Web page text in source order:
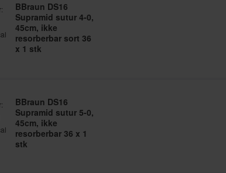
BBraun DS16
Supramid sutur 4-0,
45cm, ikke
resorberbar sort 36
x 1 stk
BBraun DS16
Supramid sutur 5-0,
45cm, ikke
resorberbar 36 x 1
stk